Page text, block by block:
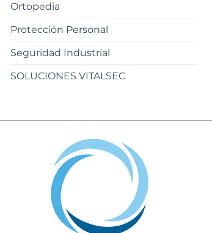
Ortopedia
Protección Personal
Seguridad Industrial
SOLUCIONES VITALSEC